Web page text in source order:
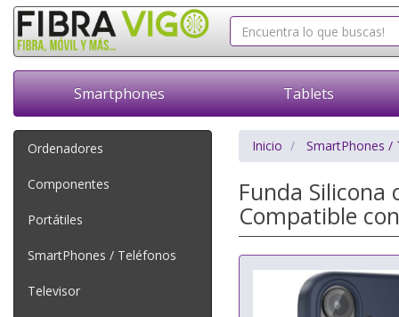
Smartphones Tablets
Ordenadores
Componentes
Portátiles
SmartPhones / Teléfonos
Televisor
Inicio SmartPhones /
Funda Silicona
Compatible